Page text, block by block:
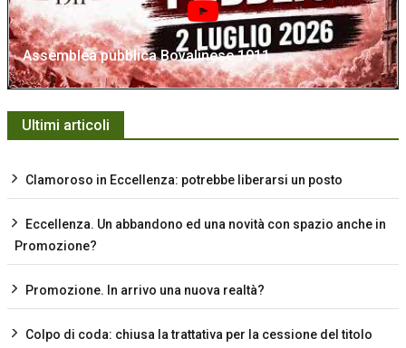
Assemblea pubblica Bovalinese 1911
Ultimi articoli
Clamoroso in Eccellenza: potrebbe liberarsi un posto
Eccellenza. Un abbandono ed una novità con spazio anche in
Promozione?
Promozione. In arrivo una nuova realtà?
Colpo di coda: chiusa la trattativa per la cessione del titolo